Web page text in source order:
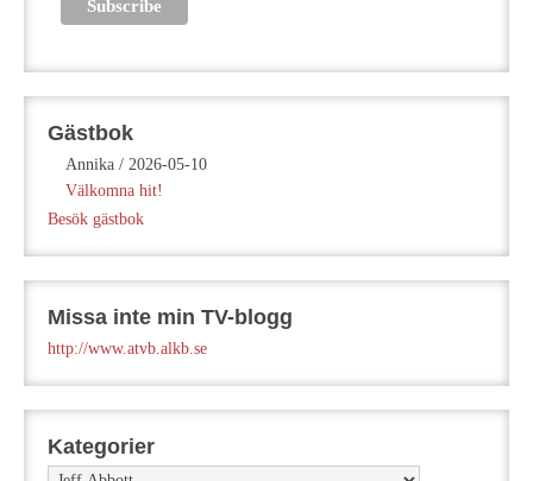
Gästbok
Annika / 2026-05-10
Välkomna hit!
Besök gästbok
Missa inte min TV-blogg
http://www.atvb.alkb.se
Kategorier
Kategorier